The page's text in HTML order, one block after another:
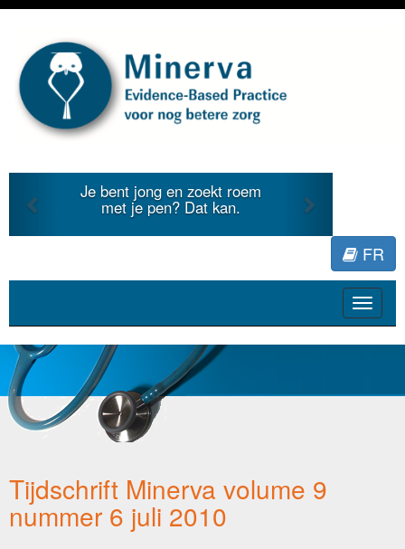
Je bent jong en zoekt roem
met je pen? Dat kan.
Previous
FR
Toggle
Tijdschrift Minerva volume 9
nummer 6 juli 2010